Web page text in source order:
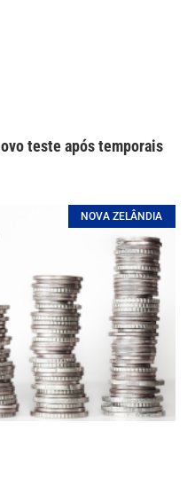
teste após temporais
NOVA ZELÂNDIA